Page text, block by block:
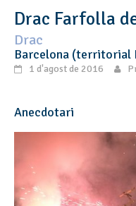
Drac Farfolla
Drac
Barcelona (territorial
1 d'agost de 2016
Anecdotari